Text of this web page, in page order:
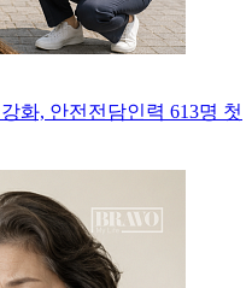
화, 안전전담인력 613명 첫